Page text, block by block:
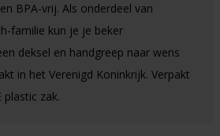
BPA-vrij. Als onderdeel van
familie kun je je beker
deksel en handgreep naar wens
in het Verenigd Koninkrijk. Verpakt
plastic zak.